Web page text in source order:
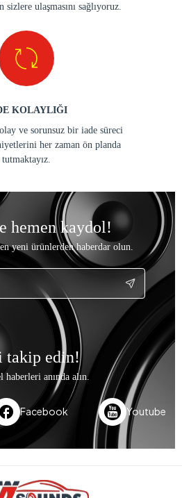
ulaşmasını sağlıyoruz.
KOLAYLIĞI
ve sorunsuz bir iade süreci
her zaman ön planda
tutmaktayız.
hemen kaydol!
yeni ürünlerden haberdar olun.
takip edin!
haberleri anında alın.
Facebook Youtube